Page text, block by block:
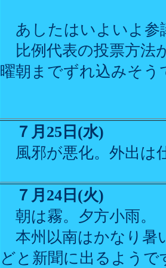
あしたはいよいよ参
比例代表の投票方法
曜朝までずれ込みそ
７月25日(水)
風邪が悪化。外出は
７月24日(火)
朝は霧。夕方小雨。
本州以南はかなり暑
どと新聞に出るよう